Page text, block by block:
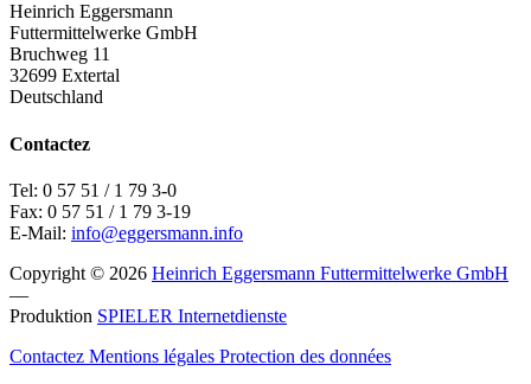
Heinrich Eggersmann
Futtermittelwerke GmbH
Bruchweg 11
32699 Extertal
Deutschland
Contactez
Tel: 0 57 51 / 1 79 3-0
Fax: 0 57 51 / 1 79 3-19
E-Mail: info@eggersmann.info
Copyright © 2026 Heinrich Eggersmann Futtermittelwerke GmbH
—
Produktion SPIELER Internetdienste
Contactez Mentions légales Protection des données